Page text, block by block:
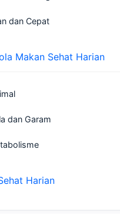
dan Cepat
Makan Sehat Harian
dan Garam
Harian